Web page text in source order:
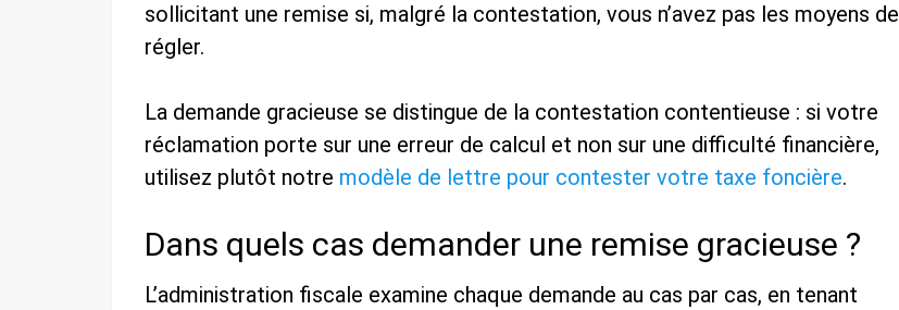
sollicitant une remise si, malgré la contestation, vous n’avez pas les moyens de
régler.
La demande gracieuse se distingue de la contestation contentieuse : si votre
réclamation porte sur une erreur de calcul et non sur une difficulté financière,
utilisez plutôt notre modèle de lettre pour contester votre taxe foncière.
Dans quels cas demander une remise gracieuse ?
L’administration fiscale examine chaque demande au cas par cas, en tenant